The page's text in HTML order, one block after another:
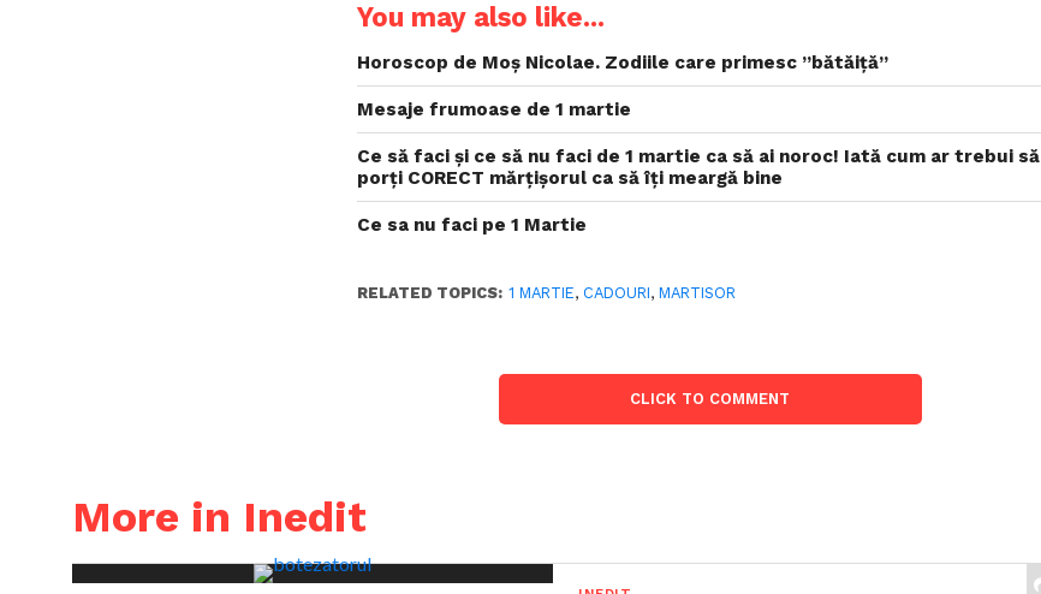
You may also like...
Horoscop de Moș Nicolae. Zodiile care primesc ”bătăiță”
Mesaje frumoase de 1 martie
Ce să faci și ce să nu faci de 1 martie ca să ai noroc! Iată cum ar trebui să
porți CORECT mărțișorul ca să îți meargă bine
Ce sa nu faci pe 1 Martie
RELATED TOPICS: 1 MARTIE, CADOURI,MARTISOR
CLICK TO COMMENT
More in Inedit